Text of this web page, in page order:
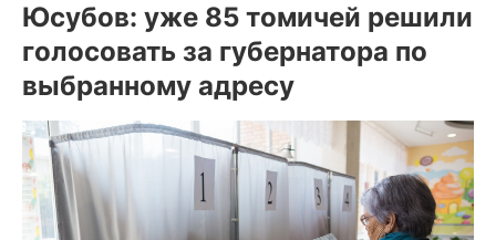
Юсубов: уже 85 томичей решили
голосовать за губернатора по
выбранному адресу